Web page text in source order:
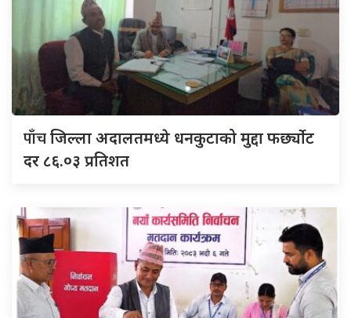
पाँचजिल्ला अदालतमध्ये धनकुटाको मुद्दा फर्छ्योट
दर ८६.०३ प्रतिशत